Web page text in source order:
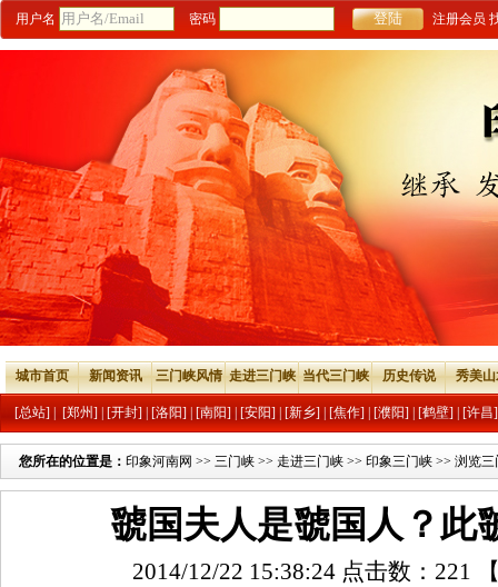
用户名 密码 注册会员
城市首页 新闻资讯 三门峡风情 走进三门峡 当代三门峡 历史传说 秀美
[总站] [郑州] [开封] [洛阳] [南阳] [安阳] [新乡] [焦作] [濮阳] [鹤壁] [许昌]
您所在的位置是： 印象河南网 >> 三门峡 >> 走进三门峡 >> 印象三门峡 >> 浏览三
虢国夫人是虢国人？此
2014/12/22 15:38:24 点击数： 221